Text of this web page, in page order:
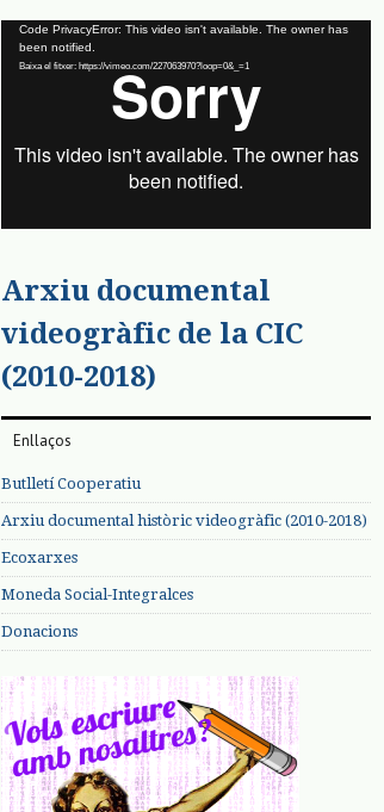
Reproductor
vídeo
Code PrivacyError: This video isn't available. The owner has
been notified.
Baixa el fitxer: https://vimeo.com/227063970?loop=0&_=1
Arxiu documental
videogràfic de la CIC
(2010-2018)
Enllaços
Butlletí Cooperatiu
Arxiu documental històric videogràfic (2010-2018)
Ecoxarxes
Moneda Social-Integralces
Donacions